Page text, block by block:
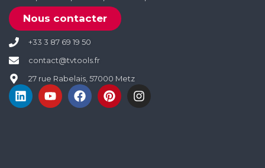
Nous contacter
+33 3 87 69 19 50
contact@tvtools.fr
27 rue Rabelais, 57000 Metz